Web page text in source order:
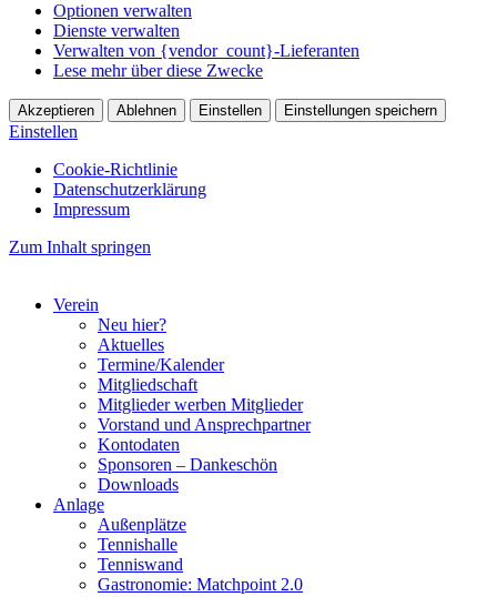
Optionen verwalten
Dienste verwalten
Verwalten von {vendor_count}-Lieferanten
Lese mehr über diese Zwecke
Akzeptieren Ablehnen Einstellen Einstellungen speichern
Einstellen
Cookie-Richtlinie
Datenschutzerklärung
Impressum
Zum Inhalt springen
Verein
Neu hier?
Aktuelles
Termine/Kalender
Mitgliedschaft
Mitglieder werben Mitglieder
Vorstand und Ansprechpartner
Kontodaten
Sponsoren – Dankeschön
Downloads
Anlage
Außenplätze
Tennishalle
Tenniswand
Gastronomie: Matchpoint 2.0